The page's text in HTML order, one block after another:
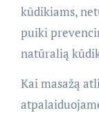
kūdikiams,
puiki
natūralią
Kai masažą